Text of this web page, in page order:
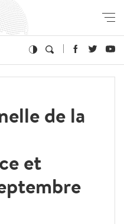
de la
et